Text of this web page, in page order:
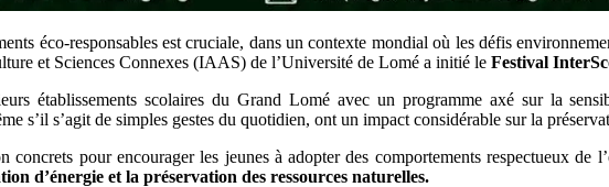
éco-responsables est cruciale, dans un contexte mondial où les défis
et Sciences Connexes (IAAS) de l’Université de Lomé a initié le Festival
établissements scolaires du Grand Lomé avec un programme axé sur la
s’il s’agit de simples gestes du quotidien, ont un impact considérable sur la
pour encourager les jeunes à adopter des comportements respectueux de
d’énergie et la préservation des ressources naturelles.